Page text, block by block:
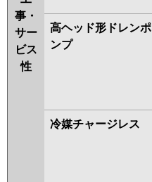
事・
サー
ビス
性
高ヘッド形ドレンポ
ンプ
冷媒チャージレス